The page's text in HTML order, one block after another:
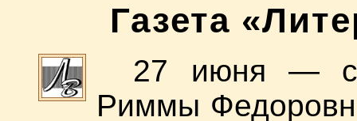
Газета
27 июня —
Риммы